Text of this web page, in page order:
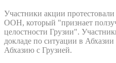
Участники акции
ООН, который "признает
целостности Грузии".
докладе по ситуации в
Абхазию с Грузией.